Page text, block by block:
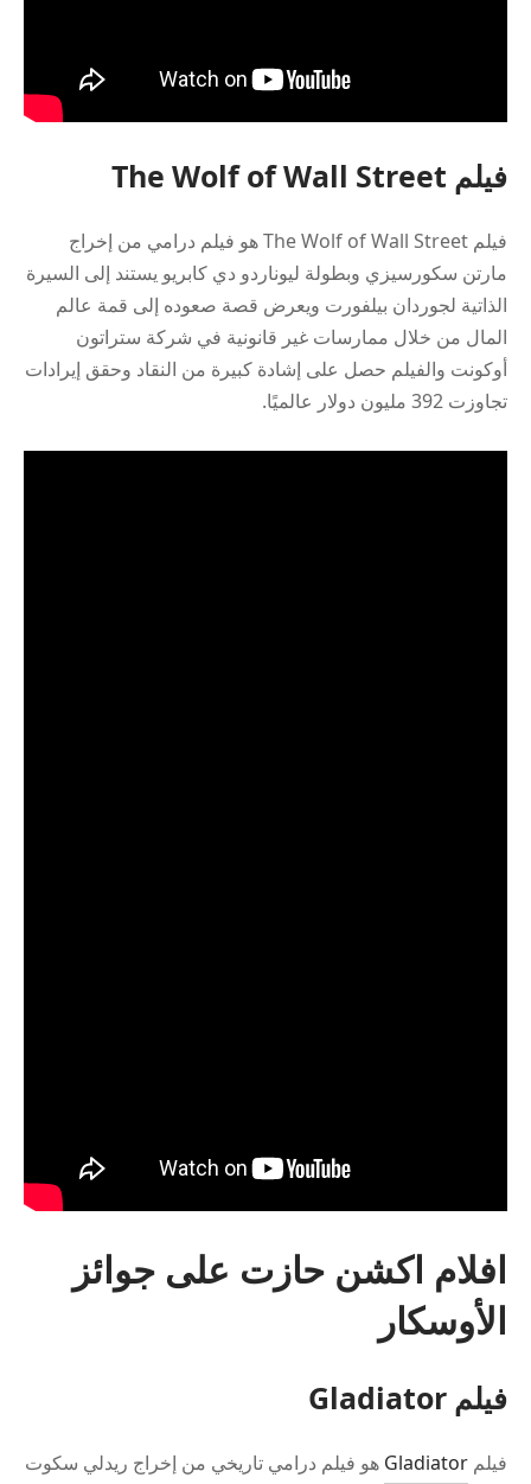
فيلم The Wolf of Wall Street
فيلم The Wolf of Wall Street هو فيلم درامي من إخراج
مارتن سكورسيزي وبطولة ليوناردو دي كابريو يستند إلى السيرة
الذاتية لجوردان بيلفورت ويعرض قصة صعوده إلى قمة عالم
المال من خلال ممارسات غير قانونية في شركة ستراتون
أوكونت والفيلم حصل على إشادة كبيرة من النقاد وحقق إيرادات
تجاوزت 392 مليون دولار عالميًا.
افلام اكشن حازت على جوائز
الأوسكار
فيلم Gladiator
فيلم Gladiator هو فيلم درامي تاريخي من إخراج ريدلي سكوت